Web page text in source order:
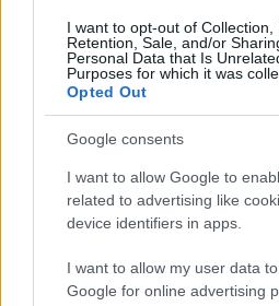
I want to opt-out of Collection,
Retention, Sale, and/or
Personal Data that Is
Purposes for which it was
Opted Out
Google consents
I want to allow Google to
related to advertising like
device identifiers in apps.
I want to allow my user data
Google for online advertising